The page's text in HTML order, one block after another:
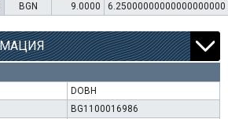
BGN 9.0000 6.25000000000000000000
DOBH
BG1100016986